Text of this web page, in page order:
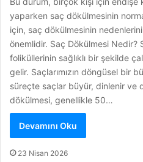
yaparken saç dökülmesinin
için, saç dökülmesinin
önemlidir. Saç Dökülmesi Nedir?
foliküllerinin sağlıklı bir şekilde
gelir. Saçlarımızın döngüsel bir
süreçte saçlar büyür, dinlenir ve
dökülmesi, genellikle 50…
Devamını Oku
23 Nisan 2026